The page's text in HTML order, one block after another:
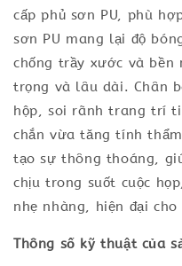
cấp phủ sơn PU, phù
sơn PU mang lại độ
chống trầy xước và bền
trọng và lâu dài. Chân
hộp, soi rãnh trang trí
chắn vừa tăng tính
tạo sự thông thoáng,
chịu trong suốt cuộc
nhẹ nhàng, hiện đại cho
Thông số kỹ thuật của